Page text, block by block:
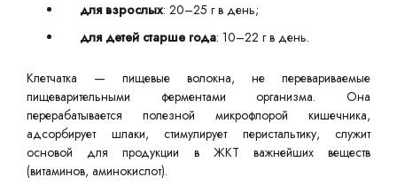
для взрослых: 20–25 г в день;
для детей старше года: 10–22 г в день.
Клетчатка — пищевые волокна, не перевариваемые
пищеварительными ферментами организма. Она
перерабатывается полезной микрофлорой кишечника,
адсорбирует шлаки, стимулирует перистальтику, служит
основой для продукции в ЖКТ важнейших веществ
(витаминов, аминокислот).